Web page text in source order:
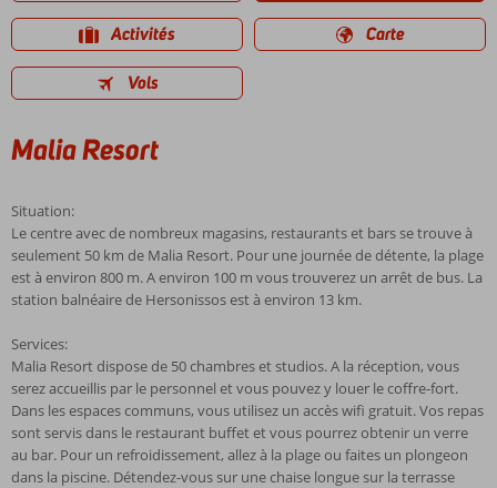
Activités Carte
Vols
Malia Resort
Situation:
Le centre avec de nombreux magasins, restaurants et bars se trouve à
seulement 50 km de Malia Resort. Pour une journée de détente, la plage
est à environ 800 m. A environ 100 m vous trouverez un arrêt de bus. La
station balnéaire de Hersonissos est à environ 13 km.
Services:
Malia Resort dispose de 50 chambres et studios. A la réception, vous
serez accueillis par le personnel et vous pouvez y louer le coffre-fort.
Dans les espaces communs, vous utilisez un accès wifi gratuit. Vos repas
sont servis dans le restaurant buffet et vous pourrez obtenir un verre
au bar. Pour un refroidissement, allez à la plage ou faites un plongeon
dans la piscine. Détendez-vous sur une chaise longue sur la terrasse